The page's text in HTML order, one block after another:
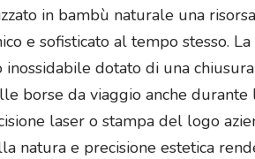
in bambù naturale una
e sofisticato al tempo stesso.
dotato di una
borse da viaggio anche
laser o stampa del logo
natura e precisione estetica